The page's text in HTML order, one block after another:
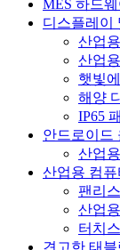
MES 하드
디스플레이
산업
산업
햇빛
해양
IP65
안드로이드
산업
산업용 컴퓨
팬리
산업
터치
견고한 태블